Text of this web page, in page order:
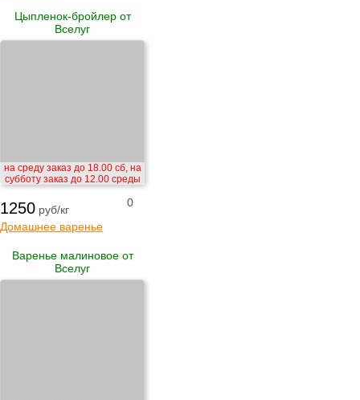
Цыпленок-бройлер от
Вселуг
на среду заказ до 18.00 сб, на
субботу заказ до 12.00 среды
1250 руб/кг
0
Домашнее варенье
Варенье малиновое от
Вселуг